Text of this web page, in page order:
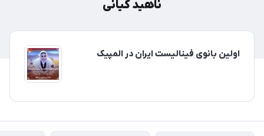
ناهید کیانی
اولین بانوی فینالیست ایران در المپیک